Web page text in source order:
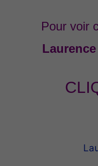
Pour voir